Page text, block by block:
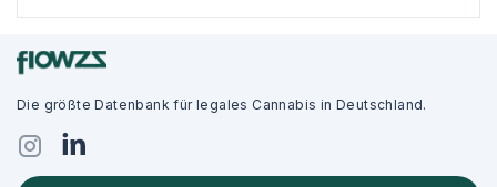
Die größte Datenbank für legales Cannabis in Deutschland.